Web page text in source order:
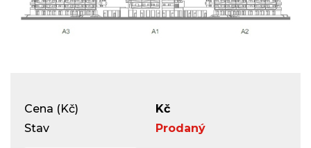
Cena (Kč)
Kč
Stav
Prodaný